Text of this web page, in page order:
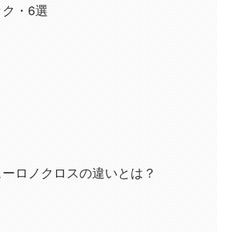
・6選
ロノクロスの違いとは？